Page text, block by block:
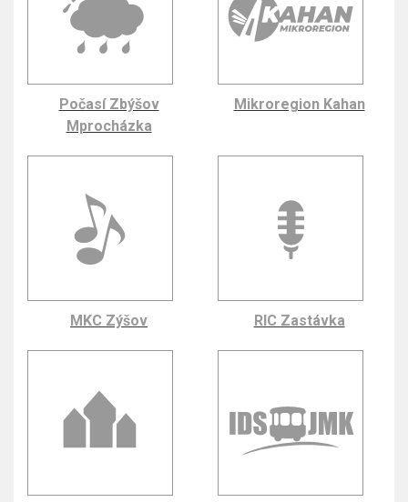
Počasí Zbýšov
Mprocházka
Mikroregion Kahan
MKC Zýšov RIC Zastávka